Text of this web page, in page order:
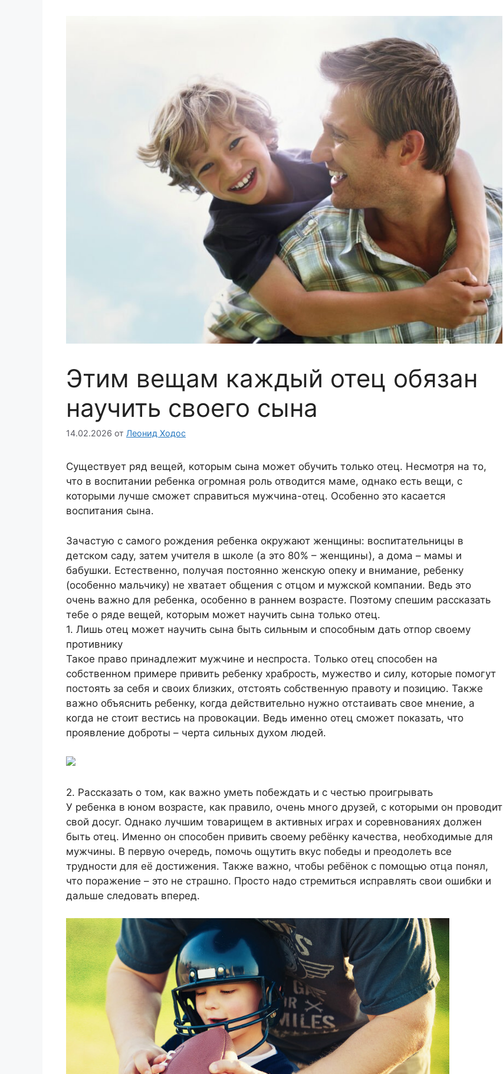
Этим вещам каждый отец обязан
научить своего сына
14.02.2026 от Леонид Ходос
Существует ряд вещей, которым сына может обучить только отец. Несмотря на то,
что в воспитании ребенка огромная роль отводится маме, однако есть вещи, с
которыми лучше сможет справиться мужчина-отец. Особенно это касается
воспитания сына.
Зачастую с самого рождения ребенка окружают женщины: воспитательницы в
детском саду, затем учителя в школе (а это 80% – женщины), а дома – мамы и
бабушки. Естественно, получая постоянно женскую опеку и внимание, ребенку
(особенно мальчику) не хватает общения с отцом и мужской компании. Ведь это
очень важно для ребенка, особенно в раннем возрасте. Поэтому спешим рассказать
тебе о ряде вещей, которым может научить сына только отец.
1. Лишь отец может научить сына быть сильным и способным дать отпор своему
противнику
Такое право принадлежит мужчине и неспроста. Только отец способен на
собственном примере привить ребенку храбрость, мужество и силу, которые помогут
постоять за себя и своих близких, отстоять собственную правоту и позицию. Также
важно объяснить ребенку, когда действительно нужно отстаивать свое мнение, а
когда не стоит вестись на провокации. Ведь именно отец сможет показать, что
проявление доброты – черта сильных духом людей.
2. Рассказать о том, как важно уметь побеждать и с честью проигрывать
У ребенка в юном возрасте, как правило, очень много друзей, с которыми он проводит
свой досуг. Однако лучшим товарищем в активных играх и соревнованиях должен
быть отец. Именно он способен привить своему ребёнку качества, необходимые для
мужчины. В первую очередь, помочь ощутить вкус победы и преодолеть все
трудности для её достижения. Также важно, чтобы ребёнок с помощью отца понял,
что поражение – это не страшно. Просто надо стремиться исправлять свои ошибки и
дальше следовать вперед.